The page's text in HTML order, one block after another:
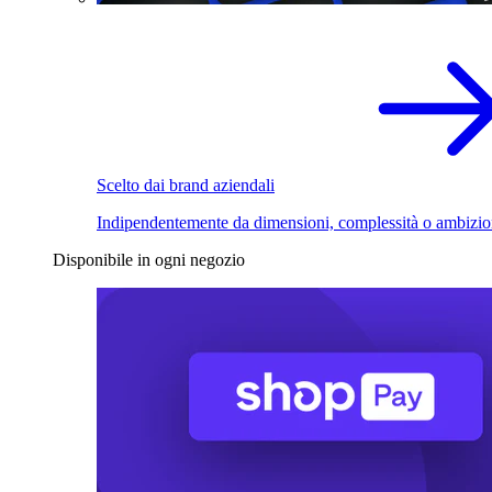
Scelto dai brand aziendali
Indipendentemente da dimensioni, complessità o
Disponibile in ogni negozio